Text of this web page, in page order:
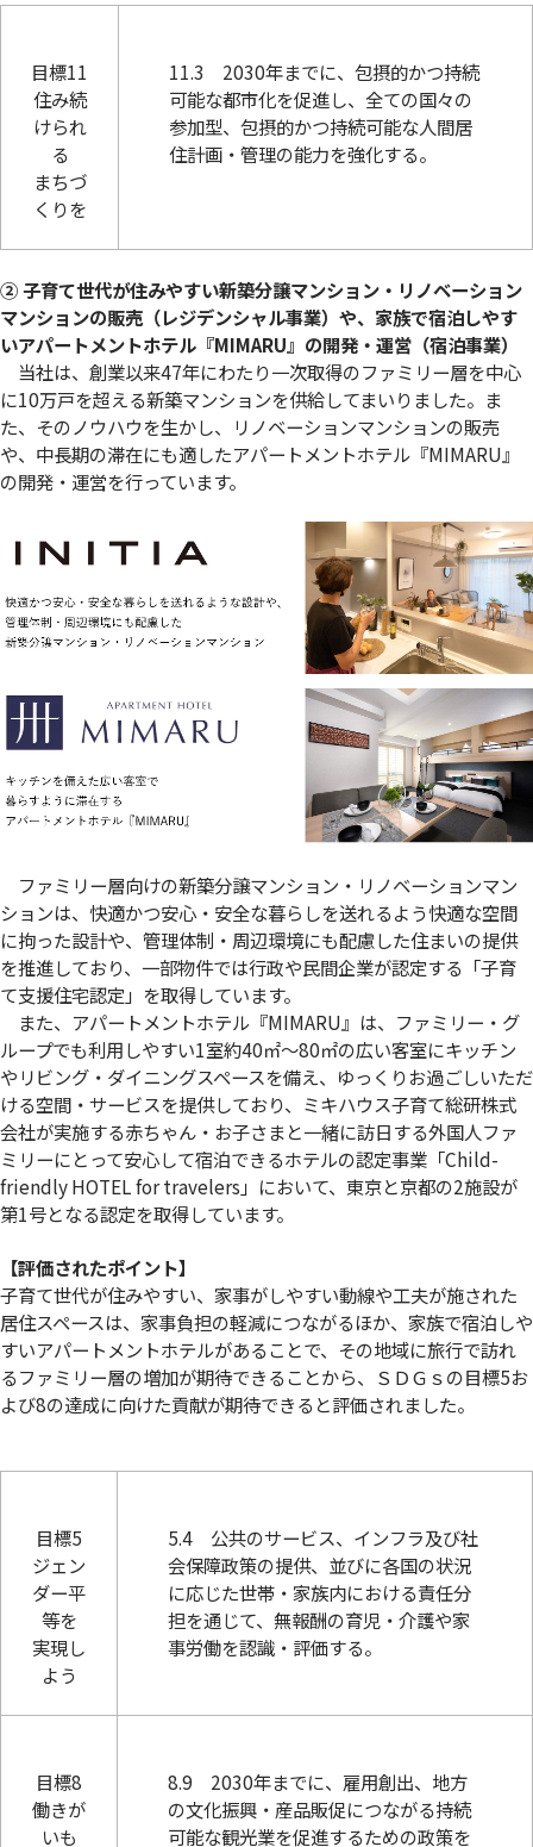
目標11
住み続
けられ
る
まちづ
くりを
11.3 2030年までに、包摂的かつ持続
可能な都市化を促進し、全ての国々の
参加型、包摂的かつ持続可能な人間居
住計画・管理の能力を強化する。
② 子育て世代が住みやすい新築分譲マンション・リノベーション
マンションの販売（レジデンシャル事業）や、家族で宿泊しやす
いアパートメントホテル『MIMARU』の開発・運営（宿泊事業）
当社は、創業以来47年にわたり一次取得のファミリー層を中心
に10万戸を超える新築マンションを供給してまいりました。ま
た、そのノウハウを生かし、リノベーションマンションの販売
や、中長期の滞在にも適したアパートメントホテル『MIMARU』
の開発・運営を行っています。
ファミリー層向けの新築分譲マンション・リノベーションマン
ションは、快適かつ安心・安全な暮らしを送れるよう快適な空間
に拘った設計や、管理体制・周辺環境にも配慮した住まいの提供
を推進しており、一部物件では行政や民間企業が認定する「子育
て支援住宅認定」を取得しています。
また、アパートメントホテル『MIMARU』は、ファミリー・グ
ループでも利用しやすい1室約40㎡～80㎡の広い客室にキッチン
やリビング・ダイニングスペースを備え、ゆっくりお過ごしいただ
ける空間・サービスを提供しており、ミキハウス子育て総研株式
会社が実施する赤ちゃん・お子さまと一緒に訪日する外国人ファ
ミリーにとって安心して宿泊できるホテルの認定事業「Child-
friendly HOTEL for travelers」において、東京と京都の2施設が
第1号となる認定を取得しています。
【評価されたポイント】
子育て世代が住みやすい、家事がしやすい動線や工夫が施された
居住スペースは、家事負担の軽減につながるほか、家族で宿泊しや
すいアパートメントホテルがあることで、その地域に旅行で訪れ
るファミリー層の増加が期待できることから、ＳＤＧｓの目標5お
よび8の達成に向けた貢献が期待できると評価されました。
目標5
ジェン
ダー平
等を
実現し
よう
5.4 公共のサービス、インフラ及び社
会保障政策の提供、並びに各国の状況
に応じた世帯・家族内における責任分
担を通じて、無報酬の育児・介護や家
事労働を認識・評価する。
目標8
働きが
いも
8.9 2030年までに、雇用創出、地方
の文化振興・産品販促につながる持続
可能な観光業を促進するための政策を